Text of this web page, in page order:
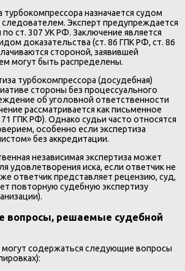
турбокомпрессора назначается судом
Эксперт предупреждается
ст. 307 УК РФ. Заключение является
доказательства (ст. 86 ГПК РФ, ст. 86
стороной, заявившей
могут быть распределены.
турбокомпрессора (досудебная)
стороны без процессуального
об уголовной ответственности
рассматривается как письменное
ГПК РФ). Однако судьи часто относятся
особенно если экспертиза
без аккредитации.
независимая экспертиза может
удовлетворения иска, если ответчик не
ответчик представляет рецензию, суд,
повторную судебную экспертизу
вопросы, решаемые судебной
содержаться следующие вопросы